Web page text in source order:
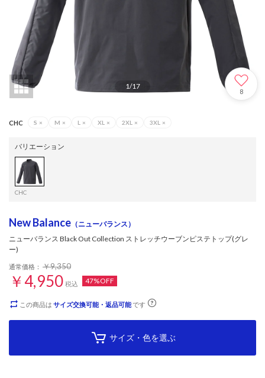
1/17
8
CHC S × M × L × XL × 2XL × 3XL ×
バリエーション
CHC
New Balance （ニューバランス）
ニューバランス Black Out Collection ストレッチウーブンピステトップ(グレ
ー)
通常価格： ￥9,350
￥4,950 税込 47%OFF
この商品は サイズ交換可能・返品可能です
サイズ・色を選ぶ